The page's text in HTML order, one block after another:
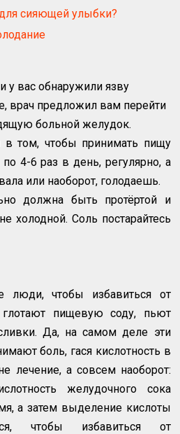
сияющей улыбки?
у вас обнаружили язву
врач предложил вам перейти
больной желудок.
в том, чтобы принимать пищу
4-6 раз в день, регулярно, а
или наоборот, голодаешь.
должна быть протёртой и
холодной. Соль постарайтесь
люди, чтобы избавиться от
глотают пищевую соду, пьют
Да, на самом деле эти
боль, гася кислотность в
лечение, а совсем наоборот:
желудочного сока
а затем выделение кислоты
чтобы избавиться от